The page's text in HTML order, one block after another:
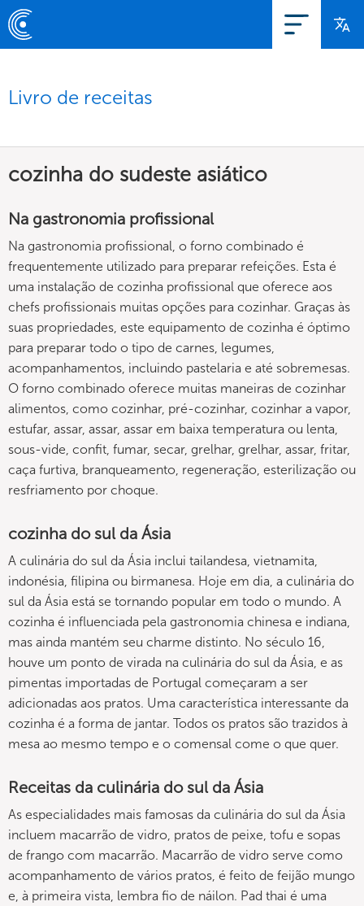
Livro de receitas
cozinha do sudeste asiático
Na gastronomia profissional
Na gastronomia profissional, o forno combinado é
frequentemente utilizado para preparar refeições. Esta é
uma instalação de cozinha profissional que oferece aos
chefs profissionais muitas opções para cozinhar. Graças às
suas propriedades, este equipamento de cozinha é óptimo
para preparar todo o tipo de carnes, legumes,
acompanhamentos, incluindo pastelaria e até sobremesas.
O forno combinado oferece muitas maneiras de cozinhar
alimentos, como cozinhar, pré-cozinhar, cozinhar a vapor,
estufar, assar, assar, assar em baixa temperatura ou lenta,
sous-vide, confit, fumar, secar, grelhar, grelhar, assar, fritar,
caça furtiva, branqueamento, regeneração, esterilização ou
resfriamento por choque.
cozinha do sul da Ásia
A culinária do sul da Ásia inclui tailandesa, vietnamita,
indonésia, filipina ou birmanesa. Hoje em dia, a culinária do
sul da Ásia está se tornando popular em todo o mundo. A
cozinha é influenciada pela gastronomia chinesa e indiana,
mas ainda mantém seu charme distinto. No século 16,
houve um ponto de virada na culinária do sul da Ásia, e as
pimentas importadas de Portugal começaram a ser
adicionadas aos pratos. Uma característica interessante da
cozinha é a forma de jantar. Todos os pratos são trazidos à
mesa ao mesmo tempo e o comensal come o que quer.
Receitas da culinária do sul da Ásia
As especialidades mais famosas da culinária do sul da Ásia
incluem macarrão de vidro, pratos de peixe, tofu e sopas
de frango com macarrão. Macarrão de vidro serve como
acompanhamento de vários pratos, é feito de feijão mungo
e, à primeira vista, lembra fio de náilon. Pad thai é uma